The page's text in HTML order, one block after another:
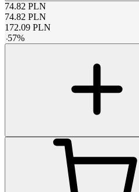
74.82 PLN
74.82 PLN
172.09 PLN
-57%